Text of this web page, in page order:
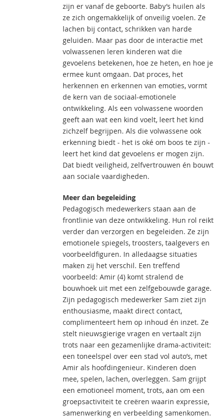
zijn er vanaf de geboorte. Baby’s huilen als
ze zich ongemakkelijk of onveilig voelen. Ze
lachen bij contact, schrikken van harde
geluiden. Maar pas door de interactie met
volwassenen leren kinderen wat die
gevoelens betekenen, hoe ze heten, en hoe je
ermee kunt omgaan. Dat proces, het
herkennen en erkennen van emoties, vormt
de kern van de sociaal-emotionele
ontwikkeling. Als een volwassene woorden
geeft aan wat een kind voelt, leert het kind
zichzelf begrijpen. Als die volwassene ook
erkenning biedt - het is oké om boos te zijn -
leert het kind dat gevoelens er mogen zijn.
Dat biedt veiligheid, zelfvertrouwen én bouwt
aan sociale vaardigheden.
Meer dan begeleiding
Pedagogisch medewerkers staan aan de
frontlinie van deze ontwikkeling. Hun rol reikt
verder dan verzorgen en begeleiden. Ze zijn
emotionele spiegels, troosters, taalgevers en
voorbeeldfiguren. In alledaagse situaties
maken zij het verschil. Een treffend
voorbeeld: Amir (4) komt stralend de
bouwhoek uit met een zelfgebouwde garage.
Zijn pedagogisch medewerker Sam ziet zijn
enthousiasme, maakt direct contact,
complimenteert hem op inhoud én inzet. Ze
stelt nieuwsgierige vragen en vertaalt zijn
trots naar een gezamenlijke drama-activiteit:
een toneelspel over een stad vol auto’s, met
Amir als hoofdingenieur. Kinderen doen
mee, spelen, lachen, overleggen. Sam grijpt
een emotioneel moment, trots, aan om een
groepsactiviteit te creëren waarin expressie,
samenwerking en verbeelding samenkomen.